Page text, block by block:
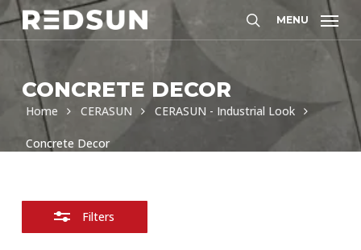
Skip
to
main
content
Zoeken
MENU
CONCRETE DECOR
Home CERASUN CERASUN - Industrial Look
Concrete Decor
Filters
Filters
sluiten